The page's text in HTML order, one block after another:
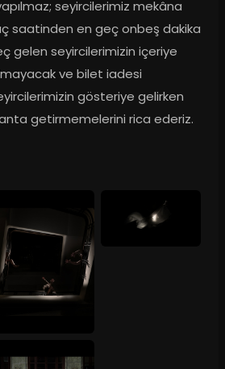
seyircilerimiz mekâna
saatinden en geç onbeş dakika
gelen seyircilerimizin içeriye
ve bilet iadesi
gösteriye gelirken
getirmemelerini rica ederiz.